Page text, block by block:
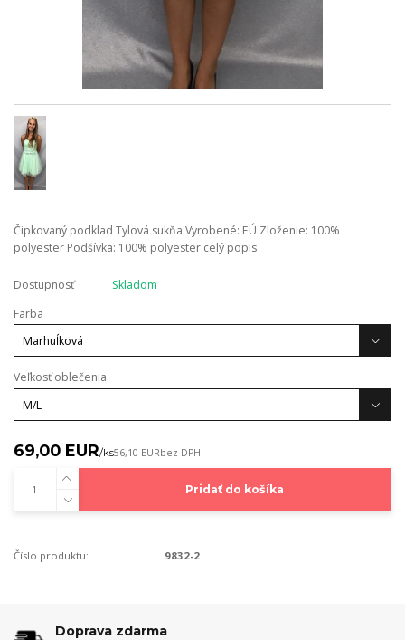
Čipkovaný podklad Tylová sukňa Vyrobené: EÚ Zloženie: 100%
polyester Podšívka: 100% polyester celý popis
Dostupnosť
Skladom
Farba
Veľkosť oblečenia
69,00 EUR/ks56,10 EURbez DPH
Pridať do košíka
Číslo produktu: 9832-2
Doprava zdarma